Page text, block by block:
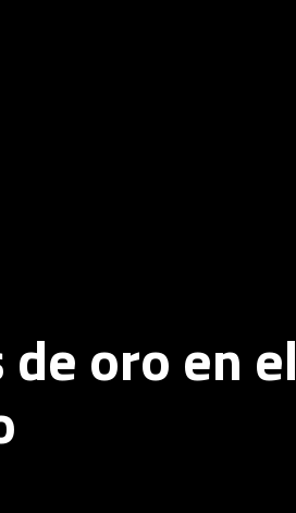
oro en el